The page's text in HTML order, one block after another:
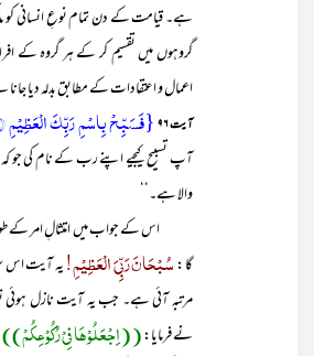
ہے۔ قیامت کے دن تمام نوعِ انسانی کو
گروہوں میں تقسیم کر کے ہر گروہ کے
اعمال و اعتقادات کے مطابق بدلہ دیا
آیت ۹۶ {فَسَبِّحۡ بِاسۡمِ رَبِّکَ الۡعَظِیۡمِ
آپ تسبیح کیجیے اپنے رب کے نام کی
والا ہے۔‘‘
اس کے جواب میں امتثالِ امر کے
گا :سُبْحَانَ رَبِّیَ الْعَظِیْمِ!یہ آیت اس
مرتبہ آئی ہے۔ جب یہ آیت نازل
نے فرمایا:((اِجْعَلُوْھَا فِیْ رُکُوْعِکُمْ))